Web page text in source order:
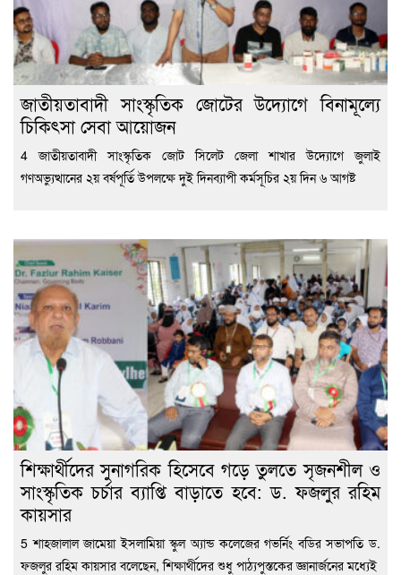
জাতীয়তাবাদী সাংস্কৃতিক জোটের উদ্যোগে বিনামূল্যে
চিকিৎসা সেবা আয়োজন
4 জাতীয়তাবাদী সাংস্কৃতিক জোট সিলেট জেলা শাখার উদ্যোগে জুলাই
গণঅভ্যুত্থানের ২য় বর্ষপূর্তি উপলক্ষে দুই দিনব্যাপী কর্মসূচির ২য় দিন ৬ আগষ্ট
শিক্ষার্থীদের সুনাগরিক হিসেবে গড়ে তুলতে সৃজনশীল ও
সাংস্কৃতিক চর্চার ব্যাপ্তি বাড়াতে হবে: ড. ফজলুর রহিম
কায়সার
5 শাহজালাল জামেয়া ইসলামিয়া স্কুল অ্যান্ড কলেজের গভর্নিং বডির সভাপতি ড.
ফজলুর রহিম কায়সার বলেছেন, শিক্ষার্থীদের শুধু পাঠ্যপুস্তকের জ্ঞানার্জনের মধ্যেই